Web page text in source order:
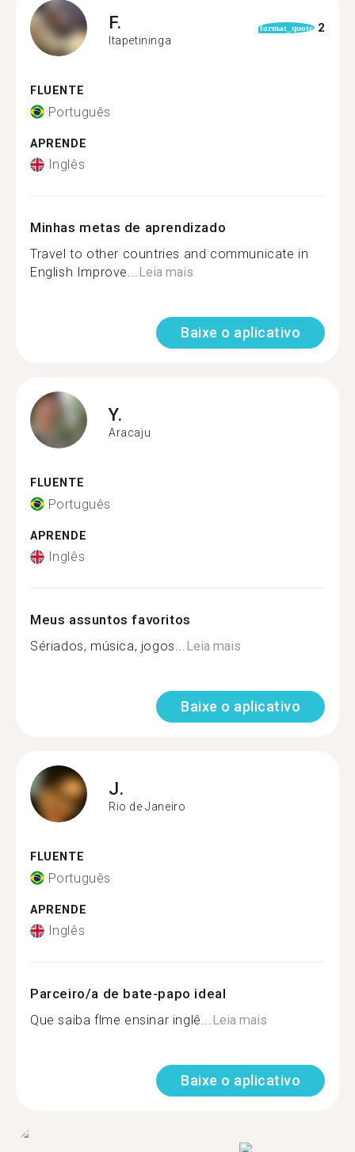
F.
Itapetininga
format_quote 2
FLUENTE
Português
APRENDE
Inglês
Minhas metas de aprendizado
Travel to other countries and communicate in
English Improve...Leia mais
Baixe o aplicativo
Y.
Aracaju
FLUENTE
Português
APRENDE
Inglês
Meus assuntos favoritos
Sériados, música, jogos...Leia mais
Baixe o aplicativo
J.
Rio de Janeiro
FLUENTE
Português
APRENDE
Inglês
Parceiro/a de bate-papo ideal
Que saiba flme ensinar inglê...Leia mais
Baixe o aplicativo